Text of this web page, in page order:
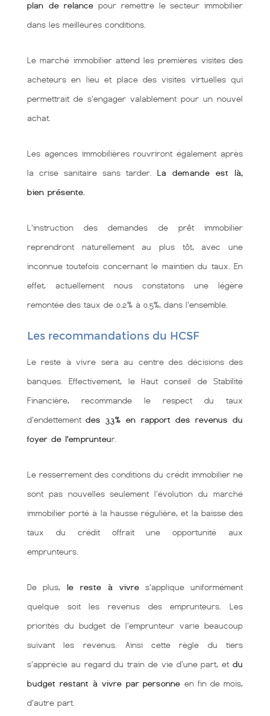
plan de relance pour remettre le secteur immobilier
dans les meilleures conditions.
Le marché immobilier attend les premières visites des
acheteurs en lieu et place des visites virtuelles qui
permettrait de s'engager valablement pour un nouvel
achat.
Les agences immobilières rouvriront également après
la crise sanitaire sans tarder. La demande est là,
bien présente.
L'instruction des demandes de prêt immobilier
reprendront naturellement au plus tôt, avec une
inconnue toutefois concernant le maintien du taux. En
effet, actuellement nous constatons une légère
remontée des taux de 0.2% à 0.5%, dans l'ensemble.
Les recommandations du HCSF
Le reste à vivre sera au centre des décisions des
banques. Effectivement, le Haut conseil de Stabilité
Financière, recommande le respect du taux
d'endettementdes 33% en rapport des revenus du
foyer de l'emprunteur.
Le resserrement des conditions du crédit immobilier ne
sont pas nouvelles seulement l'évolution du marché
immobilier porté à la hausse régulière, et la baisse des
taux du crédit offrait une opportunité aux
emprunteurs.
De plus, le reste à vivre s'applique uniformément
quelque soit les revenus des emprunteurs. Les
priorités du budget de l'emprunteur varie beaucoup
suivant les revenus. Ainsi cette règle du tiers
s'apprécie au regard du train de vie d'une part, et du
budget restant à vivre par personneen fin de mois,
d'autre part.